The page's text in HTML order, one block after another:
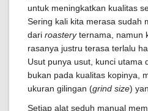
untuk meningkatkan kualitas
Sering kali kita merasa sudah
dari roasteryternama, namun
rasanya justru terasa terlalu
Usut punya usut, kunci utama
bukan pada kualitas kopinya,
ukuran gilingan (grind size)
Setiap alat seduh manual